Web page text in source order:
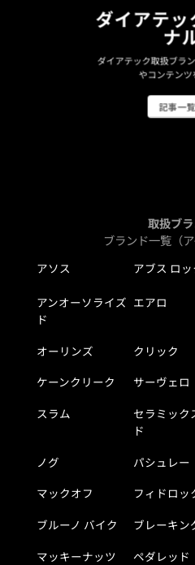
ダイアテッ
ナ
ダイアテック取扱ブラ
やコンテン
記事一
取扱ブ
ブランド一覧（ア
アソス アブス ロッ
アンオーソライズ
ド
エアロ
オーリンズ クリック
ケーンクリーク
サーヴェロ
スラム
セラミック
ド
ノグ パシュレー
マックオフ
フィドロッ
ブルーノ バイク
ブレーキン
マッキーナッツ
ペダレッド